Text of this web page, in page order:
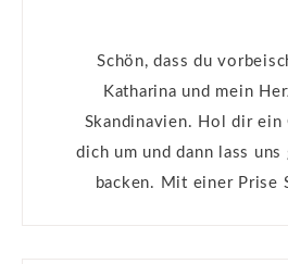
Schön, dass du
Katharina und mein
Skandinavien. Hol dir ein
dich um und dann lass uns
backen. Mit einer Prise